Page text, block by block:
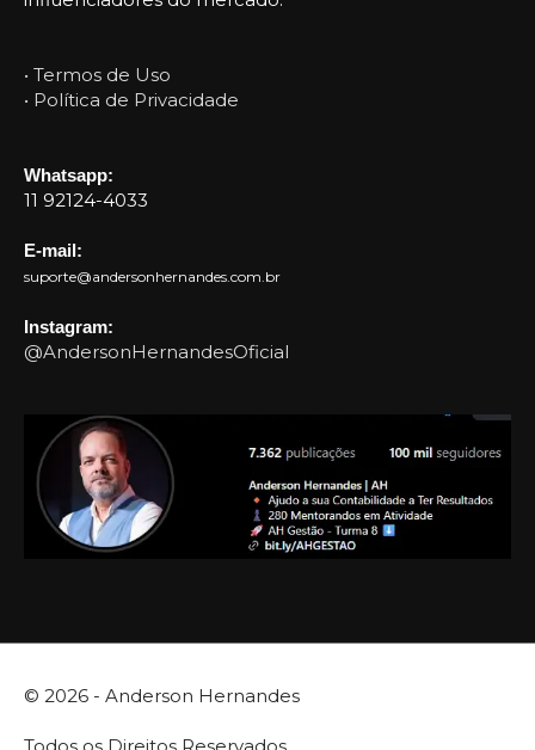
• Termos de Uso
• Política de Privacidade
Whatsapp:
11 92124-4033
E-mail:
suporte@andersonhernandes.com.br
Instagram:
@AndersonHernandesOficial
© 2026 - Anderson Hernandes